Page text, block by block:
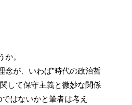
。
が、いわば”時代の政治哲
して保守主義と微妙な関係
はないかと筆者は考え